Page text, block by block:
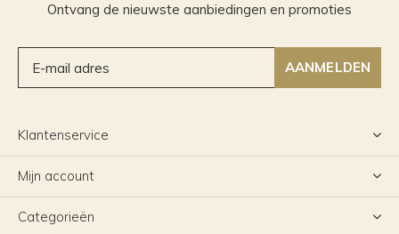
Ontvang de nieuwste aanbiedingen en promoties
AANMELDEN
Klantenservice
Mijn account
Categorieën